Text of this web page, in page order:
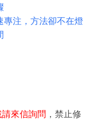
專注，方法卻不在燈
來信詢問 ，禁止修